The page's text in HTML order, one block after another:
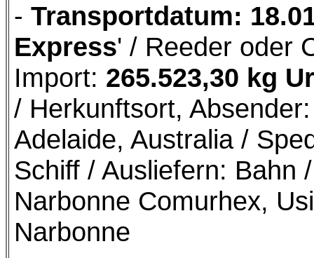
- Transportdatum:
Express' / Reeder oder
Import: 265.523,30 kg
/ Herkunftsort,
Adelaide, Australia /
Schiff / Ausliefern: Bahn
Narbonne Comurhex,
Narbonne